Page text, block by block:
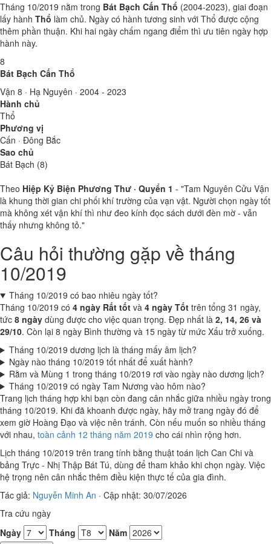
Tháng 10/2019 nằm trong Bát Bạch Cấn Thổ (2004-2023), giai đoạn
lấy hành Thổ làm chủ. Ngày có hành tương sinh với Thổ được cộng
thêm phần thuận. Khi hai ngày chấm ngang điểm thì ưu tiên ngày hợp
hành này.
8
Bát Bạch Cấn Thổ
Vận 8 · Hạ Nguyên · 2004 - 2023
Hành chủ
Thổ
Phương vị
Cấn · Đông Bắc
Sao chủ
Bát Bạch (8)
Theo Hiệp Kỷ Biện Phương Thư · Quyển 1 - "Tam Nguyên Cửu Vận
là khung thời gian chi phối khí trường của vạn vật. Người chọn ngày tốt
mà không xét vận khí thì như đeo kính đọc sách dưới đèn mờ - vẫn
thấy nhưng không tỏ."
Câu hỏi thường gặp về tháng
10/2019
Tháng 10/2019 có bao nhiêu ngày tốt?
Tháng 10/2019 có 4 ngày Rất tốt và 4 ngày Tốt trên tổng 31 ngày,
tức 8 ngày dùng được cho việc quan trọng. Đẹp nhất là 2, 14, 26 và
29/10. Còn lại 8 ngày Bình thường và 15 ngày từ mức Xấu trở xuống.
Tháng 10/2019 dương lịch là tháng mấy âm lịch?
Ngày nào tháng 10/2019 tốt nhất để xuất hành?
Rằm và Mùng 1 trong tháng 10/2019 rơi vào ngày nào dương lịch?
Tháng 10/2019 có ngày Tam Nương vào hôm nào?
Trang lịch tháng hợp khi bạn còn đang cân nhắc giữa nhiều ngày trong
tháng 10/2019. Khi đã khoanh được ngày, hãy mở trang ngày đó để
xem giờ Hoàng Đạo và việc nên tránh. Còn nếu muốn so nhiều tháng
với nhau, toàn cảnh 12 tháng năm 2019 cho cái nhìn rộng hơn.
Lịch tháng 10/2019 trên trang tính bằng thuật toán lịch Can Chi và
bảng Trực - Nhị Thập Bát Tú, dùng để tham khảo khi chọn ngày. Việc
hệ trọng nên cân nhắc thêm điều kiện thực tế của gia đình.
Tác giả: Nguyễn Minh An · Cập nhật: 30/07/2026
Tra cứu ngày
Ngày
Tháng
Năm